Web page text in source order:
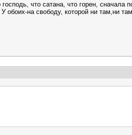
что сатана, что горен, сначала
на свободу, которой ни там,ни